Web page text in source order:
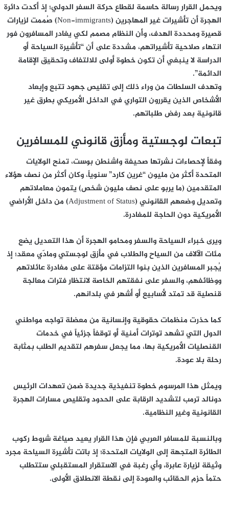
ويحمل القرار رسالة حاسمة لقطاع حركة السفر الدولي؛ إذ أكدت دائرة
الهجرة أن تأشيرات غير المهاجرين (Non-immigrants) صُممت لزيارات
قصيرة ومحددة الهدف، وأن النظام مصمم لكي يغادر المسافرون فور
انتهاء صلاحية تأشيراتهم، مشددة على أن “تأشيرة السياحة أو
الدراسة لا ينبغي أن تكون خطوة أولى للالتفاف وتحقيق الإقامة
الدائمة”.
وتهدف السلطات من وراء ذلك إلى تقليص جهود تتبع وإبعاد
الأشخاص الذين يقررون التواري في الداخل الأمريكي بطرق غير
قانونية بعد رفض طلباتهم.
تبعات لوجستية ومأزق قانوني للمسافرين
وفقاً لإحصاءات نشرتها صحيفة واشنطن بوست، تمنح الولايات
المتحدة أكثر من مليون “غرين كارد” سنوياً، وكان أكثر من نصف هؤلاء
المتقدمين (ما يربو على نصف مليون شخص) يتمون معاملاتهم
وتعديل وضعهم القانوني (Adjustment of Status) من داخل الأراضي
الأمريكية دون الحاجة للمغادرة.
ويرى خبراء السياحة والسفر ومحامو الهجرة أن هذا التعديل يضع
مئات الآلاف من السياح والطلاب في مأزق لوجستي ومادّي معقد؛ إذ
يُجبر المسافرين الذين بنوا التزامات مؤقتة على مغادرة عائلاتهم
ووظائفهم، والسفر على نفقتهم الخاصة لانتظار فترات معالجة
قنصلية قد تمتد لأسابيع أو أشهر في بلدانهم.
كما حذرت منظمات حقوقية وإنسانية من معضلة تواجه مواطني
الدول التي تشهد توترات أمنية أو توقفاً جزئياً في خدمات
القنصليات الأمريكية بها، مما يجعل سفرهم لتقديم الطلب بمثابة
رحلة بلا عودة.
ويمثل هذا المرسوم خطوة تنفيذية جديدة ضمن تعهدات الرئيس
دونالد ترمب لتشديد الرقابة على الحدود وتقليص مسارات الهجرة
القانونية وغير النظامية.
وبالنسبة للمسافر العربي فإن هذا القرار يعيد صياغة شروط ركوب
الطائرة المتجهة إلى الولايات المتحدة؛ إذ باتت تأشيرة السياحة مجرد
وثيقة لزيارة عابرة، وأي رغبة في الاستقرار المستقبلي ستتطلب
حتماً حزم الحقائب والعودة إلى نقطة الانطلاق الأولى.